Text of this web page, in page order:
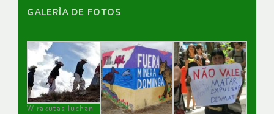
GALERÌA DE FOTOS
Wirakutas luchan